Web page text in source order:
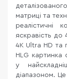
матриці та
реалістичні
яскравість до
4K Ultra HD та
HLG картинка
у
діапазоном. Це